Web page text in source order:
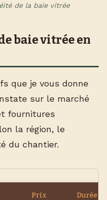
de la baie vitrée
baie vitrée en
que je vous donne
sur le marché
fournitures
la région, le
du chantier.
Prix
Durée